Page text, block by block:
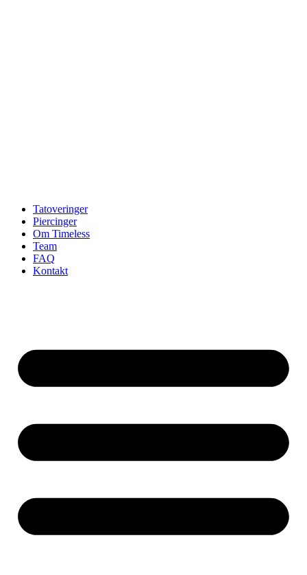
Tatoveringer
Piercinger
Om Timeless
Team
FAQ
Kontakt